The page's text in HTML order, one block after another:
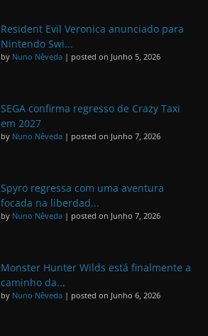
Resident Evil Veronica anunciado para
Nintendo Swi...
by Nuno Nêveda | posted on Junho 5, 2026
SEGA confirma regresso de Crazy Taxi
em 2027
by Nuno Nêveda | posted on Junho 7, 2026
Spyro regressa com uma aventura
focada na liberdad...
by Nuno Nêveda | posted on Junho 7, 2026
Monster Hunter Wilds está finalmente a
caminho da...
by Nuno Nêveda | posted on Junho 6, 2026